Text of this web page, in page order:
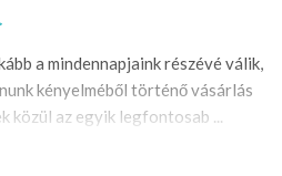
a mindennapjaink részévé válik,
kényelméből történő vásárlás
közül az egyik legfontosab ...